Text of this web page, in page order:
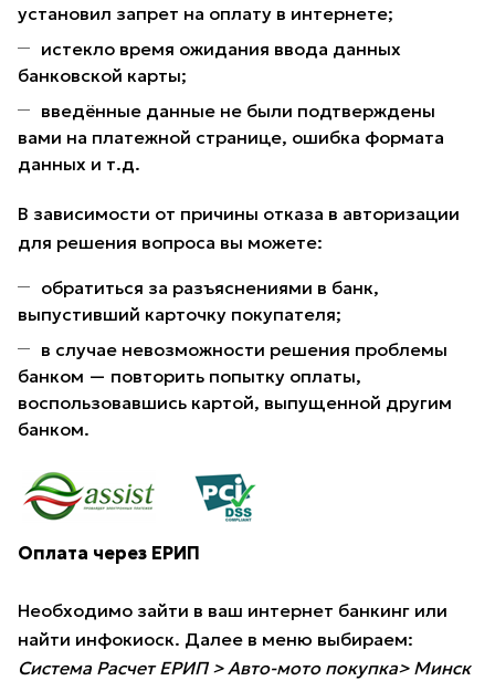
установил запрет на оплату в интернете;
истекло время ожидания ввода данных
банковской карты;
введённые данные не были подтверждены
вами на платежной странице, ошибка формата
данных и т.д.
В зависимости от причины отказа в авторизации
для решения вопроса вы можете:
обратиться за разъяснениями в банк,
выпустивший карточку покупателя;
в случае невозможности решения проблемы
банком — повторить попытку оплаты,
воспользовавшись картой, выпущенной другим
банком.
Оплата через ЕРИП
Необходимо зайти в ваш интернет банкинг или
найти инфокиоск. Далее в меню выбираем:
Система Расчет ЕРИП > Авто-мото покупка> Минск